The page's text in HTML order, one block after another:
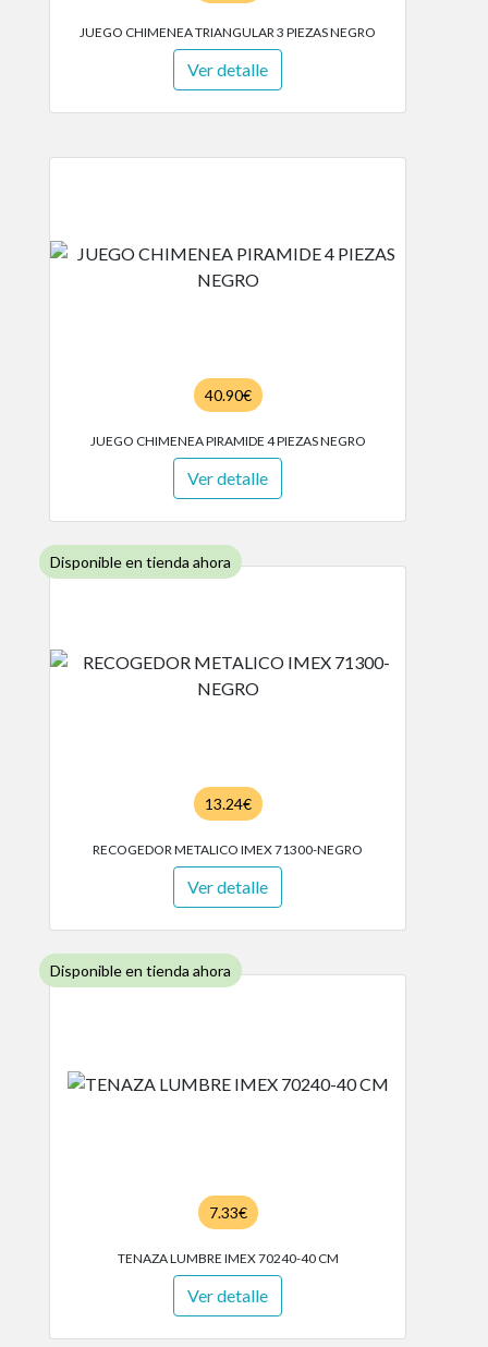
JUEGO CHIMENEA TRIANGULAR 3 PIEZAS NEGRO
Ver detalle
40.90€
JUEGO CHIMENEA PIRAMIDE 4 PIEZAS NEGRO
Ver detalle
Disponible en tienda ahora
13.24€
RECOGEDOR METALICO IMEX 71300-NEGRO
Ver detalle
Disponible en tienda ahora
7.33€
TENAZA LUMBRE IMEX 70240-40 CM
Ver detalle